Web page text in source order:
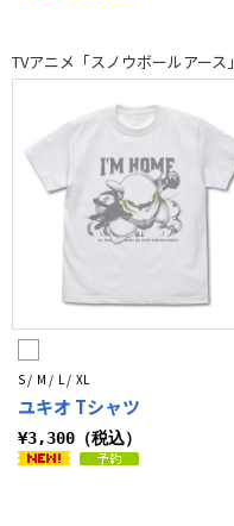
TVアニメ「スノウボールアース」
S / M / L / XL
ユキオ Tシャツ
¥3,300（税込）